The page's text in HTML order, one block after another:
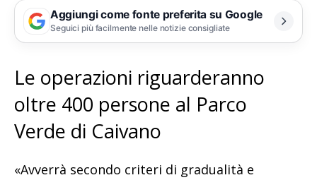
Aggiungi come fonte preferita su Google
Seguici più facilmente nelle notizie consigliate
Le operazioni riguarderanno
oltre 400 persone al Parco
Verde di Caivano
«Avverrà secondo criteri di gradualità e